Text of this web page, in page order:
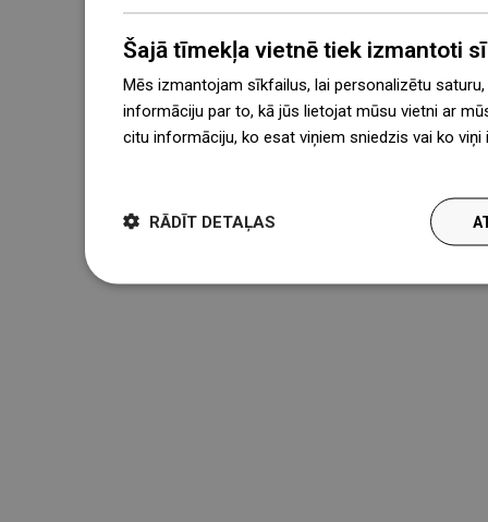
Šajā tīmekļa vietnē tiek izmantoti
Mēs izmantojam sīkfailus, lai personalizētu
informāciju par to, kā jūs lietojat mūsu vietni ar
citu informāciju, ko esat viņiem sniedzis vai ko
RĀDĪT DETAĻAS